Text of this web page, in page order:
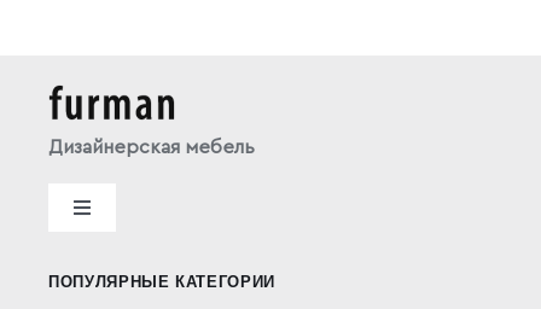
Дизайнерская мебель
Toggle
Политика конфиденциальности
ПОПУЛЯРНЫЕ КАТЕГОРИИ